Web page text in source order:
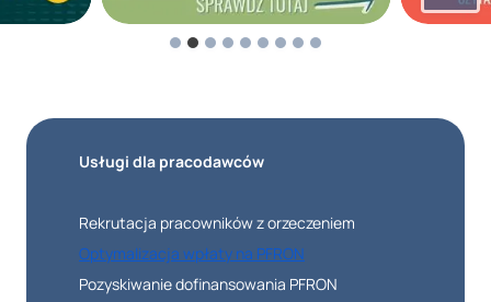
Usługi dla pracodawców
Rekrutacja pracowników z orzeczeniem
Optymalizacja wpłaty na PFRON
Pozyskiwanie dofinansowania PFRON